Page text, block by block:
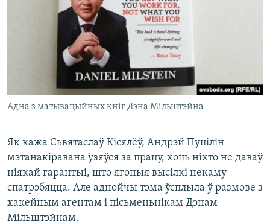
Адна з матывацыйных кніг Дэна Мільштэйна
Як кажа Сьвятаслаў Кісялёў, Андрэй Пуцілін
мэтанакіравана ўзяўся за працу, хоць ніхто не даваў
ніякай гарантыі, што ягоныя высілкі некаму
спатрэбяцца. Але аднойчы тэма ўсплыла ў размове з
хакейным агентам і пісьменьнікам Дэнам
Мільштэйнам.